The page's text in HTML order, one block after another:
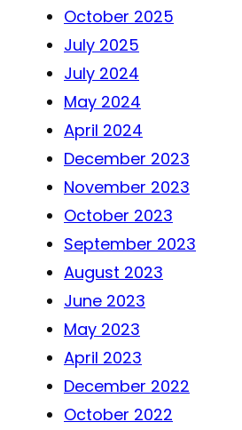
October 2025
July 2025
July 2024
May 2024
April 2024
December 2023
November 2023
October 2023
September 2023
August 2023
June 2023
May 2023
April 2023
December 2022
October 2022